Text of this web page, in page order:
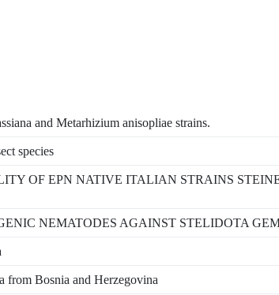
and Metarhizium anisopliae strains.
species
OF EPN NATIVE ITALIAN STRAINS
NEMATODES AGAINST STELIDOTA
from Bosnia and Herzegovina